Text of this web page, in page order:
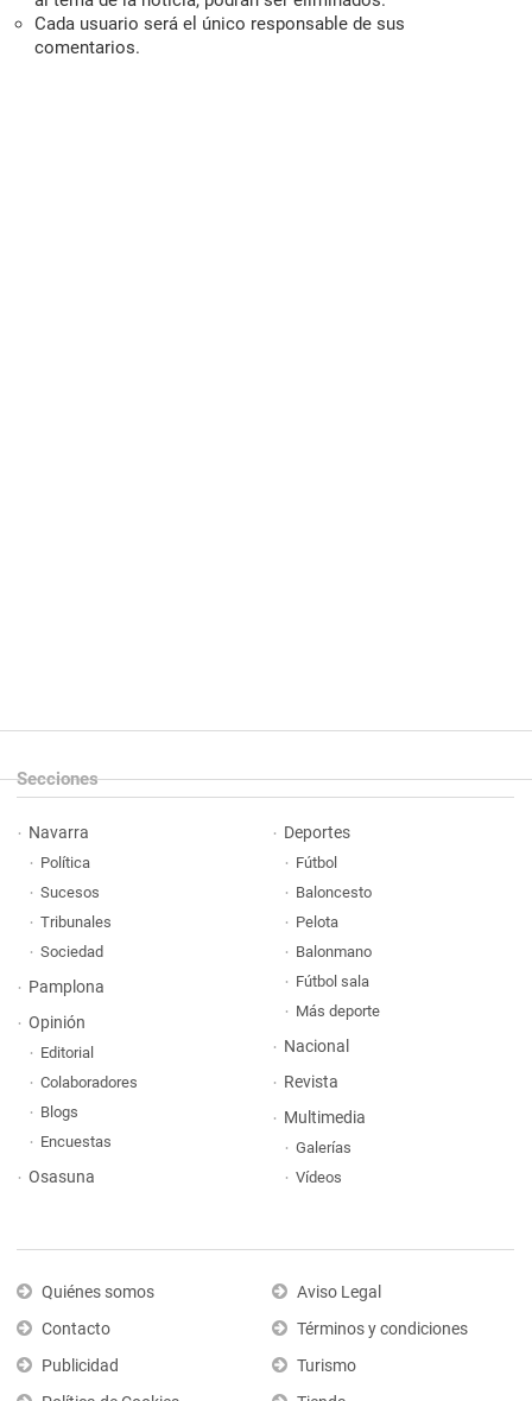
Cada usuario será el único responsable de sus
comentarios.
Secciones
Navarra
Política
Sucesos
Tribunales
Sociedad
Pamplona
Opinión
Editorial
Colaboradores
Blogs
Encuestas
Osasuna
Deportes
Fútbol
Baloncesto
Pelota
Balonmano
Fútbol sala
Más deporte
Nacional
Revista
Multimedia
Galerías
Vídeos
Quiénes somos
Contacto
Publicidad
Aviso Legal
Términos y condiciones
Turismo